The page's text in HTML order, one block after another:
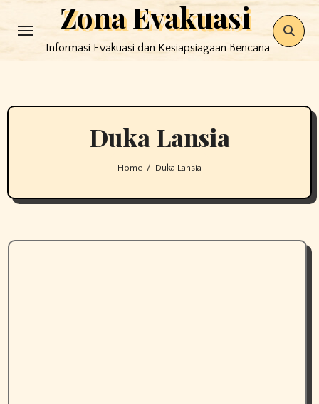
to
Zona Evakuasi
Informasi Evakuasi dan Kesiapsiagaan Bencana
Duka Lansia
Home Duka Lansia